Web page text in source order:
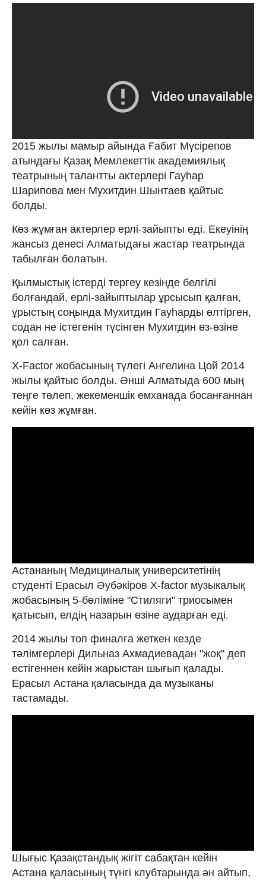
2015 жылы мамыр айында Ғабит Мүсірепов
атындағы Қазақ Мемлекеттік академиялық
театрының талантты актерлері Гауһар
Шарипова мен Мухитдин Шынтаев қайтыс
болды.
Көз жұмған актерлер ерлі-зайыпты еді. Екеуінің
жансыз денесі Алматыдағы жастар театрында
табылған болатын.
Қылмыстық істерді тергеу кезінде белгілі
болғандай, ерлі-зайыптылар ұрсысып қалған,
ұрыстың соңында Мухитдин Гауһарды өлтірген,
содан не істегенін түсінген Мухитдин өз-өзіне
қол салған.
X-Factor жобасының түлегі Ангелина Цой 2014
жылы қайтыс болды. Әнші Алматыда 600 мың
теңге төлеп, жекеменшік емханада босанғаннан
кейін көз жұмған.
Астананың Медициналық университетінің
студенті Ерасыл Əубəкіров X-factor музыкалық
жобасының 5-бөліміне "Стиляги" триосымен
қатысып, елдің назарын өзіне аударған еді.
2014 жылы топ финалға жеткен кезде
тәлімгерлері Дильназ Ахмадиевадан "жоқ" деп
естігеннен кейін жарыстан шығып қалады.
Ерасыл Астана қаласында да музыканы
тастамады.
Шығыс Қазақстандық жігіт сабақтан кейін
Астана қаласының түнгі клубтарында ән айтып,